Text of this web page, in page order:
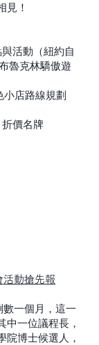
見！
活動（紐約自
魯克林驕傲遊
小店路線規劃
價名牌
動搶先報
數一個月，這一
中一位議程長，
院博士候選人，